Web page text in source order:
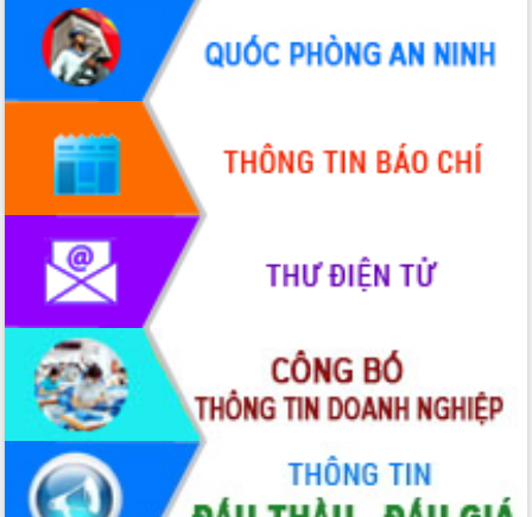
Triển khai đồng bộ đo đạc, lập hồ sơ
địa chính, hoàn thiện cơ sở dữ liệu đất
Ứng dụng sinh trắc học - Bước tiến
trong hành trình chuyển đổi số tại Đắk
Đắk Lắk nâng cao hiệu quả công tác
Đảng từ Sổ tay đảng viên điện tử
Đắk Lắk đẩy mạnh nuôi biển công
nghệ, hướng tới phát triển thủy sản
bền vững
Tập huấn nâng cao năng lực triển khai
chuyển đổi số cho cán bộ, công chức
cấp xã
Đắk Lắk phát động hưởng ứng Ngày
Quyền của người tiêu dùng Việt Nam
2026
Đẩy mạnh cải cách hành chính, quyết
tâm đạt được mục tiêu tăng trưởng
hai con số trong năm 2026